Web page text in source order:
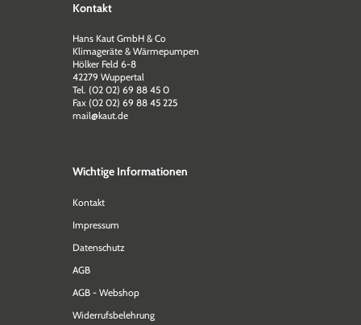
Kontakt
Hans Kaut GmbH & Co
Klimageräte & Wärmepumpen
Hölker Feld 6-8
42279 Wuppertal
Tel. (02 02) 69 88 45 0
Fax (02 02) 69 88 45 225
mail@kaut.de
Wichtige Informationen
Kontakt
Impressum
Datenschutz
AGB
AGB - Webshop
Widerrufsbelehrung